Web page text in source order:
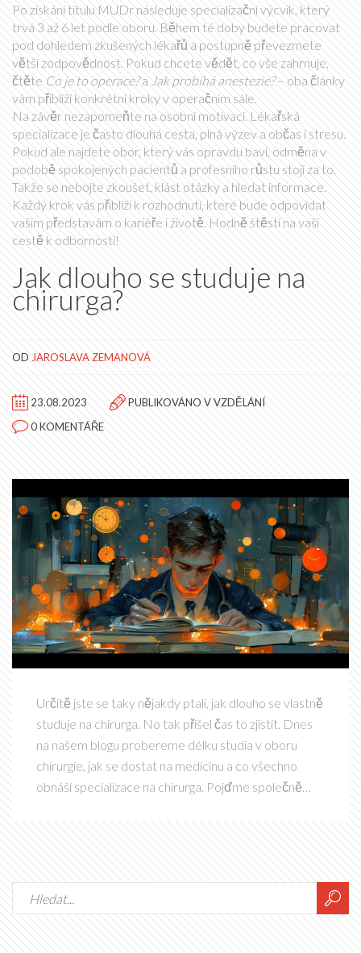
Po získání titulu MUDr následuje specializační výcvik, který
trvá 3 až 6 let podle oboru. Během té doby budete pracovat
pod dohledem zkušených lékařů a postupně převezmete
větší zodpovědnost. Pokud chcete vědět, co vše zahrnuje,
čtěteCo je to operace?aJak probíhá anestezie?– oba články
vám přiblíží konkrétní kroky v operačním sále.
Na závěr nezapomeňte na osobní motivaci. Lékařská
specializace je často dlouhá cesta, plná výzev a občas i stresu.
Pokud ale najdete obor, který vás opravdu baví, odměna v
podobě spokojených pacientů a profesního růstu stojí za to.
Takže se nebojte zkoušet, klást otázky a hledat informace.
Každý krok vás přiblíží k rozhodnutí, které bude odpovídat
vašim představám o kariéře i životě. Hodně štěstí na vaší
cestě k odbornosti!
Jak dlouho se studuje na
chirurga?
ODJAROSLAVA ZEMANOVÁ
23.08.2023 PUBLIKOVÁNO VVZDĚLÁNÍ
0 KOMENTÁŘE
Určitě jste se taky nějakdy ptali, jak dlouho se vlastně
studuje na chirurga. No tak přišel čas to zjistit. Dnes
na našem blogu probereme délku studia v oboru
chirurgie, jak se dostat na medicínu a co všechno
obnáší specializace na chirurga. Pojďme společně
dozvědět se více o této fascinující a náročné
disciplíně.